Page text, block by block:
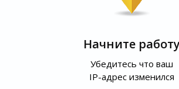
Начните работу
Убедитесь что ваш
IP-адрес изменился